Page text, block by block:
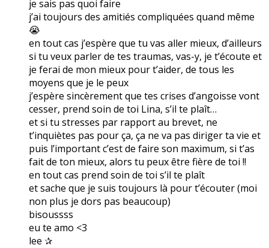
je sais pas quoi faire
j’ai toujours des amitiés compliquées quand même
😭
en tout cas j’espère que tu vas aller mieux, d’ailleurs
si tu veux parler de tes traumas, vas-y, je t’écoute et
je ferai de mon mieux pour t’aider, de tous les
moyens que je le peux
j’espère sincèrement que tes crises d’angoisse vont
cesser, prend soin de toi Lina, s’il te plaît…
et si tu stresses par rapport au brevet, ne
t’inquiètes pas pour ça, ça ne va pas diriger ta vie et
puis l’important c’est de faire son maximum, si t’as
fait de ton mieux, alors tu peux être fière de toi !!
en tout cas prend soin de toi s’il te plaît
et sache que je suis toujours là pour t’écouter (moi
non plus je dors pas beaucoup)
bisoussss
eu te amo <3
lee ✰